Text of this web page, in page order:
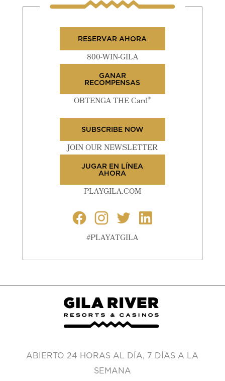
RESERVAR AHORA
800-WIN-GILA
GANAR
RECOMPENSAS
OBTENGA THE Card®
SUBSCRIBE NOW
JOIN OUR NEWSLETTER
JUGAR EN LÍNEA
AHORA
PLAYGILA.COM
#PLAYATGILA
ABIERTO 24 HORAS AL DÍA, 7 DÍAS A LA
SEMANA